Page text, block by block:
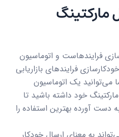
مارکتینگ
فرایندهاست و اتوماسیون
فرایندهای بازاریابی
یک اتوماسیون
خود داشته باشید تا
دست آورده بهترین استفاده را